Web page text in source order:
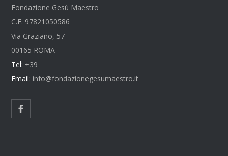
Fondazione Gesù Maestro
C.F. 97821050586
Via Graziano, 57
00165 ROMA
Tel: +39
Email: info@fondazionegesumaestro.it